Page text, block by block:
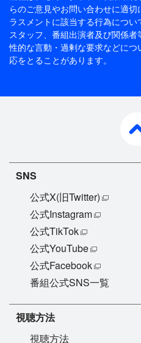
◆11月12日(日)【最終日
ルを生中継
解説：田島創志、実況：
ー)
【開催：2023年11月9日
※掲載情報は2023年10月
らのご意見やお問い合わせに適切
ラスメントに該当する行為につ
スタッフ、番組出演者及び関係
性的な言動・過剰な要求などに
応をとることがあります。
SNS
公式X(旧Twitter)
公式Instagram
公式TikTok
公式YouTube
公式Facebook
番組公式SNS一覧
視聴方法
視聴方法